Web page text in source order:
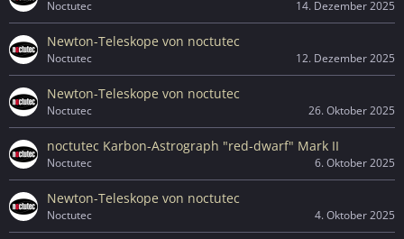
Noctutec 14. Dezember 2025
Newton-Teleskope von noctutec
Noctutec 12. Dezember 2025
Newton-Teleskope von noctutec
Noctutec 26. Oktober 2025
noctutec Karbon-Astrograph "red-dwarf" Mark II
Noctutec 6. Oktober 2025
Newton-Teleskope von noctutec
Noctutec 4. Oktober 2025